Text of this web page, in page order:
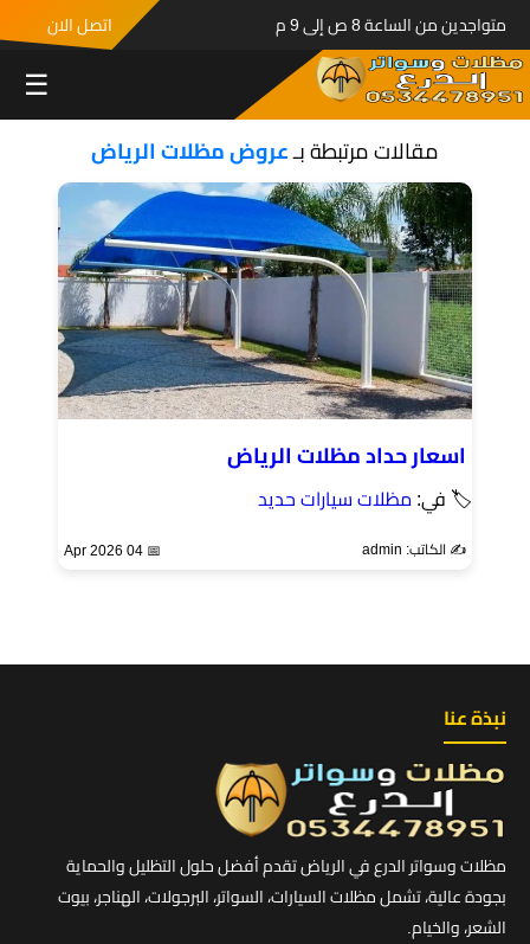
متواجدين من الساعة 8 ص إلى 9 م اتصل الان
☰
مقالات مرتبطة بـعروض مظلات الرياض
اسعار حداد مظلات الرياض
🏷 في: مظلات سيارات حديد
✍️ الكاتب: admin 📅 04 Apr 2026
نبذة عنا
مظلات وسواتر الدرع في الرياض تقدم أفضل حلول التظليل والحماية
بجودة عالية، تشمل مظلات السيارات، السواتر، البرجولات، الهناجر، بيوت
الشعر، والخيام.